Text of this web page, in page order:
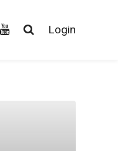
Login